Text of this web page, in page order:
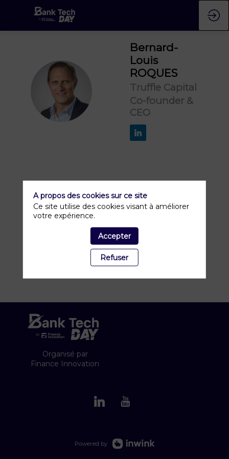
BR
Bernard-
Louis
ROQUES
Truffle Capital
Co-founder &
CEO
Organisé par
Finance Innovation
Powered by
A propos des cookies sur ce site
Ce site utilise des cookies visant à améliorer
votre expérience.
Accepter
Refuser